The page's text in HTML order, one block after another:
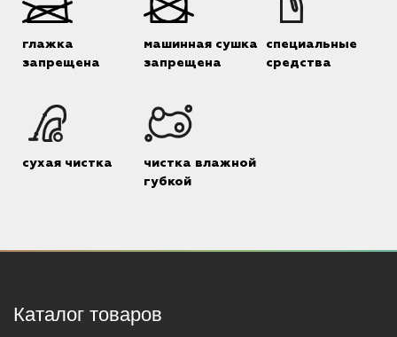
глажка
запрещена
машинная сушка
запрещена
специальные
средства
сухая чистка
чистка влажной
губкой
Каталог товаров